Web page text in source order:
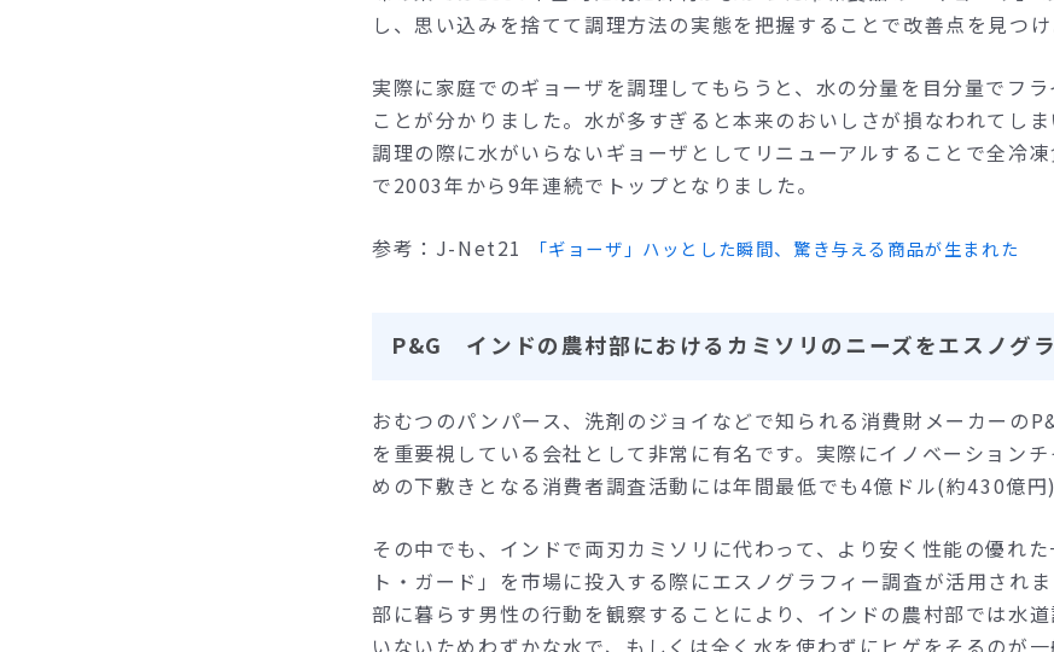
し、思い込みを捨てて調理方法の実態を把握することで改善点を見つけ
実際に家庭でのギョーザを調理してもらうと、水の分量を目分量でフ
ことが分かりました。水が多すぎると本来のおいしさが損なわれてし
調理の際に水がいらないギョーザとしてリニューアルすることで全冷
で2003年から9年連続でトップとなりました。
参考：J-Net21 「ギョーザ」ハッとした瞬間、驚き与える商品が生まれた
P&G インドの農村部におけるカミソリのニーズをエスノグ
おむつのパンパース、洗剤のジョイなどで知られる消費財メーカーの
を重要視している会社として非常に有名です。実際にイノベーション
めの下敷きとなる消費者調査活動には年間最低でも4億ドル(約430億円)
その中でも、インドで両刃カミソリに代わって、より安く性能の優れ
ト・ガード」を市場に投入する際にエスノグラフィー調査が活用され
部に暮らす男性の行動を観察することにより、インドの農村部では水
いないためわずかな水で、もしくは全く水を使わずにヒゲをそるのが